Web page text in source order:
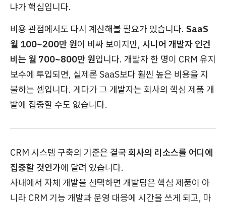
냐가 핵심입니다.
비용 관점에서도 다시 계산해볼 필요가 있습니다. SaaS
월 100~200만 원이 비싸 보이지만, 시니어 개발자 인건
비는 월 700~800만 원입니다. 개발자 한 명이 CRM 유지
보수에 투입되면, 실제론 SaaS보다 훨씬 높은 비용을 지
불하는 셈입니다. 게다가 그 개발자는 회사의 핵심 제품 개
발에 집중할 수도 없습니다.
CRM 시스템 구축의 기준은 결국 회사의 리소스를 어디에
집중할 것인가에 달려 있습니다.
사내에서 자체 개발을 선택하면 개발팀은 핵심 제품이 아
니라 CRM 기능 개발과 운영 대응에 시간을 쓰게 되고, 마